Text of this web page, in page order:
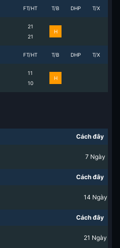
FT/HT T/B DHP T/X
2
2
1
1
H
FT/HT T/B DHP T/X
1
1
1
0
H
Cách đây
7 Ngày
Cách đây
14 Ngày
Cách đây
21 Ngày